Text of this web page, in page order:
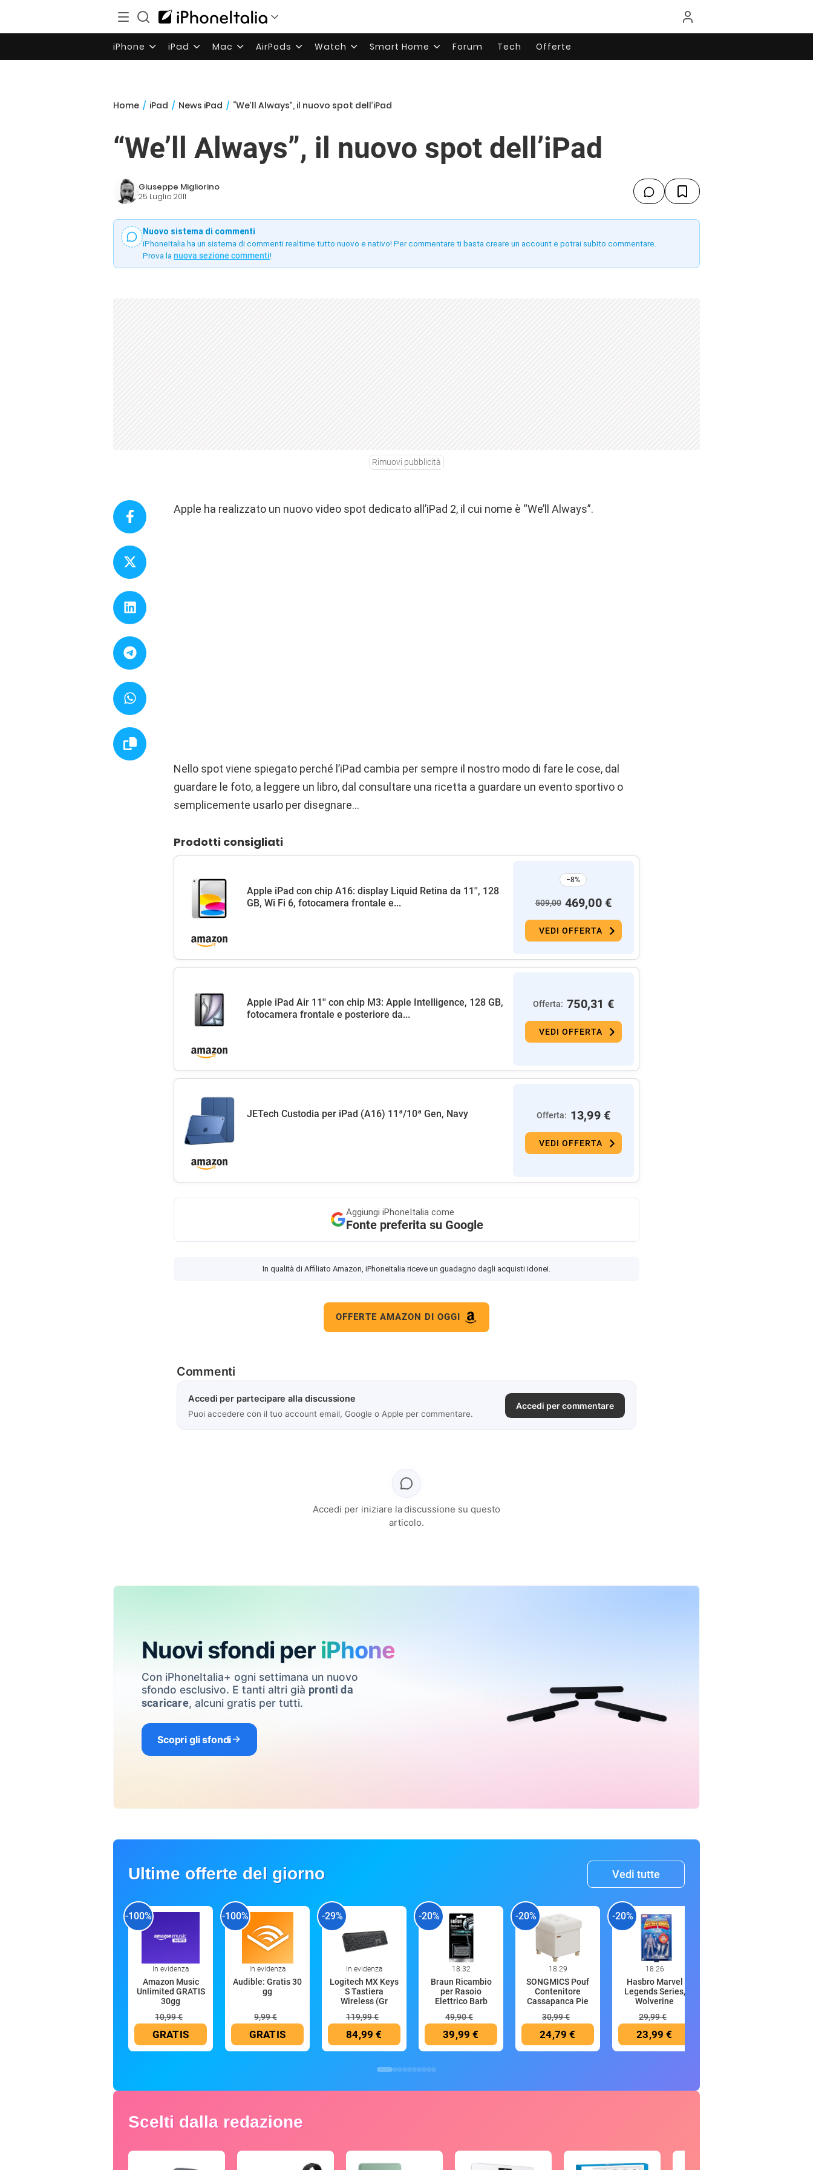
iPhone iPad Mac AirPods Watch Smart Home Forum Tech Offerte
Home / iPad / News iPad / “We’ll Always”, il nuovo spot dell’iPad
“We’ll Always”, il nuovo spot dell’iPad
Giuseppe Migliorino
25 Luglio 2011
Nuovo sistema di commenti
iPhoneItalia ha un sistema di commenti realtime tutto nuovo e nativo! Per commentare ti basta creare un account e potrai subito commentare.
Prova la nuova sezione commenti!
Rimuovi pubblicità
Apple ha realizzato un nuovo video spot dedicato all’iPad 2, il cui nome è “We’ll Always”.
Nello spot viene spiegato perché l’iPad cambia per sempre il nostro modo di fare le cose, dal
guardare le foto, a leggere un libro, dal consultare una ricetta a guardare un evento sportivo o
semplicemente usarlo per disegnare…
Prodotti consigliati
Apple iPad con chip A16: display Liquid Retina da 11'', 128
GB, Wi Fi 6, fotocamera frontale e...
−8%
509,00 469,00 €
VEDI OFFERTA
Apple iPad Air 11'' con chip M3: Apple Intelligence, 128 GB,
fotocamera frontale e posteriore da...
Offerta: 750,31 €
VEDI OFFERTA
JETech Custodia per iPad (A16) 11ª/10ª Gen, Navy Offerta: 13,99 €
VEDI OFFERTA
Aggiungi iPhoneItalia come
Fonte preferita su Google
In qualità di Affiliato Amazon, iPhoneItalia riceve un guadagno dagli acquisti idonei.
OFFERTE AMAZON DI OGGI
Commenti
Accedi per partecipare alla discussione
Puoi accedere con il tuo account email, Google o Apple per commentare.
Accedi per commentare
Accedi per iniziare la discussione su questo
articolo.
Nuovi sfondi per iPhone
Con iPhoneItalia+ ogni settimana un nuovo
sfondo esclusivo. E tanti altri già pronti da
scaricare, alcuni gratis per tutti.
Scopri gli sfondi
Ultime offerte del giorno Vedi tutte
-100%
In evidenza
Amazon Music
Unlimited GRATIS
30gg
10,99 €
GRATIS
-100%
In evidenza
Audible: Gratis 30
gg
9,99 €
GRATIS
-29%
In evidenza
Logitech MX Keys
S Tastiera
Wireless (Gr
119,99 €
84,99 €
-20%
18:32
Braun Ricambio
per Rasoio
Elettrico Barb
49,90 €
39,99 €
-20%
18:29
SONGMICS Pouf
Contenitore
Cassapanca Pie
30,99 €
24,79 €
-20%
18:26
Hasbro Marvel
Legends Series,
Wolverine
29,99 €
23,99 €
Scelti dalla redazione